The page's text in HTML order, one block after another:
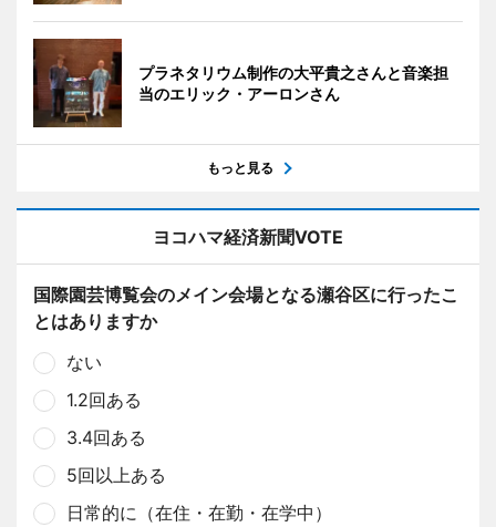
プラネタリウム制作の大平貴之さんと音楽担
当のエリック・アーロンさん
もっと見る
ヨコハマ経済新聞VOTE
国際園芸博覧会のメイン会場となる瀬谷区に行ったこ
とはありますか
ない
1.2回ある
3.4回ある
5回以上ある
日常的に（在住・在勤・在学中）